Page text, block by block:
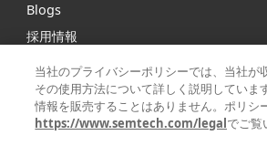
Blogs
採用情報
お問い合わせ
Semtechは、インフラストラクチャ、ハ
当社のプライバシーポリシーでは、当社が
その使用方法について詳しく説明していま
情報を販売することはありません。ポリシ
https://www.semtech.com/legalでご覧